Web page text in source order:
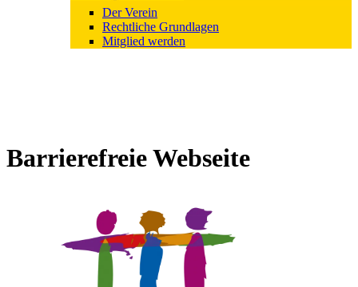
Der Verein
Rechtliche Grundlagen
Mitglied werden
Barrierefreie Webseite